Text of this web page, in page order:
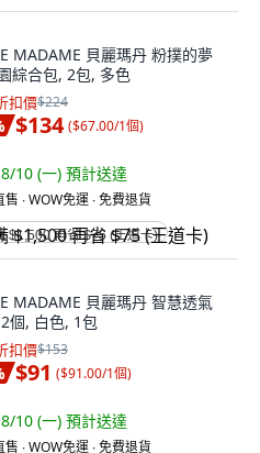
MADAME 貝麗瑪丹 粉撲的夢
綜合包, 2包, 多色
扣價$224
$134 ($67.00/1個)
10 (一) 預計送達
∙ WOW免運 ∙ 免費退貨
$1,500 再省 $75 (王道卡)
MADAME 貝麗瑪丹 智慧透氣
個, 白色, 1包
扣價$153
$91 ($91.00/1個)
10 (一) 預計送達
∙ WOW免運 ∙ 免費退貨